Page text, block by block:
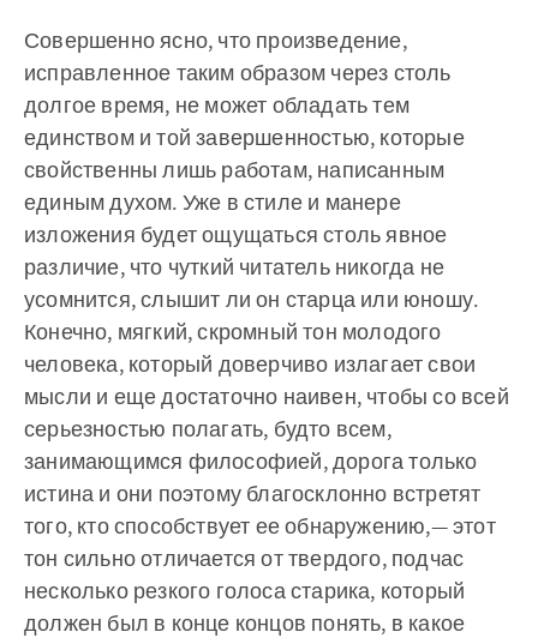
Совершенно ясно, что произведение,
исправленное таким образом через столь
долгое время, не может обладать тем
единством и той завершенностью, которые
свойственны лишь работам, написанным
единым духом. Уже в стиле и манере
изложения будет ощущаться столь явное
различие, что чуткий читатель никогда не
усомнится, слышит ли он старца или юношу.
Конечно, мягкий, скромный тон молодого
человека, который доверчиво излагает свои
мысли и еще достаточно наивен, чтобы со всей
серьезностью полагать, будто всем,
занимающимся философией, дорога только
истина и они поэтому благосклонно встретят
того, кто способствует ее обнаружению,— этот
тон сильно отличается от твердого, подчас
несколько резкого голоса старика, который
должен был в конце концов понять, в какое